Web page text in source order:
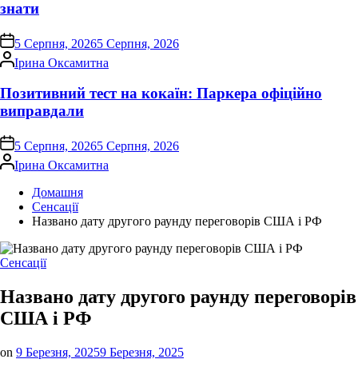
знати
on 5 Серпня, 20265 Серпня, 2026
Опубліковано
Ірина Оксамитна
Позитивний тест на кокаїн: Паркера офіційно
виправдали
on 5 Серпня, 20265 Серпня, 2026
Опубліковано
Ірина Оксамитна
Домашня
Сенсації
Названо дату другого раунду переговорів США і РФ
Опублікувати
Сенсації
Названо дату другого раунду переговорів
США і РФ
on 9 Березня, 20259 Березня, 2025